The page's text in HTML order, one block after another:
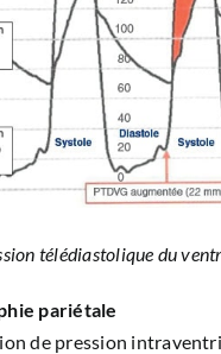
télédiastolique du
pariétale
de pression